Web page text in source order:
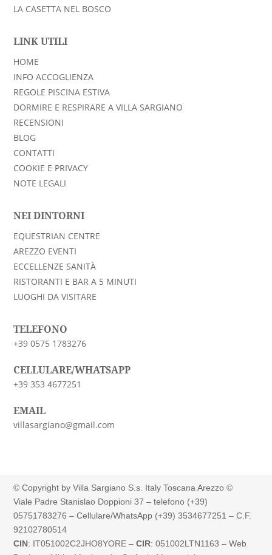
LA CASETTA NEL BOSCO
LINK UTILI
HOME
INFO ACCOGLIENZA
REGOLE PISCINA ESTIVA
DORMIRE E RESPIRARE A VILLA SARGIANO
RECENSIONI
BLOG
CONTATTI
COOKIE E PRIVACY
NOTE LEGALI
NEI DINTORNI
EQUESTRIAN CENTRE
AREZZO EVENTI
ECCELLENZE SANITÀ
RISTORANTI E BAR A 5 MINUTI
LUOGHI DA VISITARE
TELEFONO
+39 0575 1783276
CELLULARE/WHATSAPP
+39 353 4677251
EMAIL
villasargiano@gmail.com
© Copyright by Villa Sargiano S.s. Italy Toscana Arezzo ©
Viale Padre Stanislao Doppioni 37 – telefono (+39)
05751783276 – Cellulare/WhatsApp (+39) 3534677251 – C.F.
92102780514
CIN: IT051002C2JHO8YORE–CIR:051002LTN1163– Web